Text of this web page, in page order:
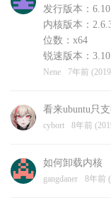
发行版本：6.10
内核版本：
位数：x64
锐速版本：
Nene 7年前
看来ubuntu只
cybort 8年前
如何卸载内核
gangdaner 8年前